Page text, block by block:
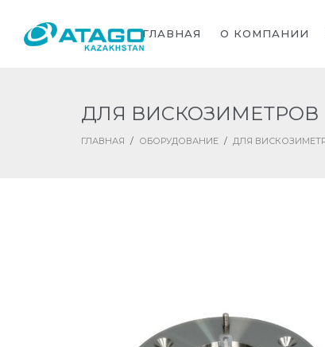
ГЛАВНАЯ О КОМПАНИИ
ДЛЯ ВИСКОЗИМЕТРОВ
ГЛАВНАЯ / ОБОРУДОВАНИЕ / ДЛЯ